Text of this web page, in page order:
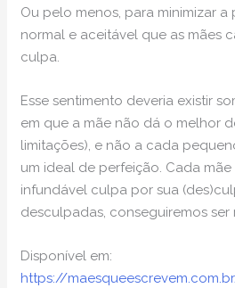
Ou pelo menos, para minimizar
normal e aceitável que as mães
culpa.
Esse sentimento deveria existir
em que a mãe não dá o melhor
limitações), e não a cada
um ideal de perfeição. Cada
infundável culpa por sua
desculpadas, conseguiremos ser
Disponível em:
https://